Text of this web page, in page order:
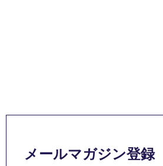
メールマガジン登録